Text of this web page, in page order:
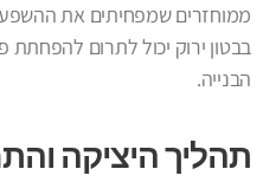
ממוחזרים שמפחיתים את
בבטון ירוק יכול לתרום להפחתת
הבנייה.
תהליך היציקה